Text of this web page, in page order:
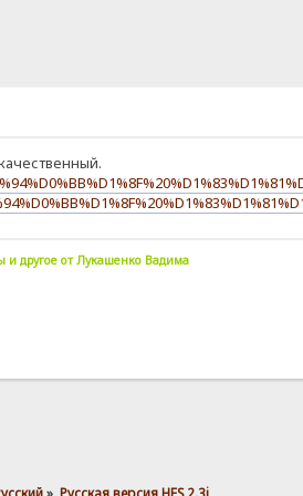
и другое от Лукашенко Вадима
» Русская версия HFS 2.3j